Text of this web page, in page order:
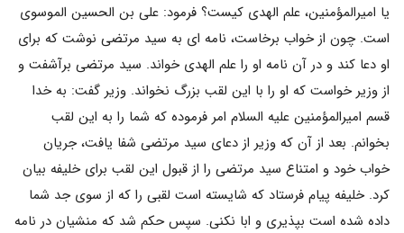
یا امیرالمؤمنین، علم الهدی کیست؟ فرمود: علی بن الحسین الموسوی
است. چون از خواب برخاست، نامه ای به سید مرتضی نوشت که برای
او دعا کند و در آن نامه او را علم الهدی خواند. سید مرتضی برآشفت و
از وزیر خواست که او را با این لقب بزرگ نخواند. وزیر گفت: به خدا
قسم امیرالمؤمنین علیه السلام امر فرموده که شما را به این لقب
بخوانم. بعد از آن که وزیر از دعای سید مرتضی شفا یافت، جریان
خواب خود و امتناع سید مرتضی را از قبول این لقب برای خلیفه بیان
کرد. خلیفه پیام فرستاد که شایسته است لقبی را که از سوی جد شما
داده شده است بپذیری و ابا نکنی. سپس حکم شد که منشیان در نامه